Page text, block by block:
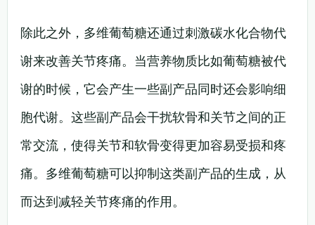
除此之外，多维葡萄糖还通过刺激碳水化合物代
谢来改善关节疼痛。当营养物质比如葡萄糖被代
谢的时候，它会产生一些副产品同时还会影响细
胞代谢。这些副产品会干扰软骨和关节之间的正
常交流，使得关节和软骨变得更加容易受损和疼
痛。多维葡萄糖可以抑制这类副产品的生成，从
而达到减轻关节疼痛的作用。